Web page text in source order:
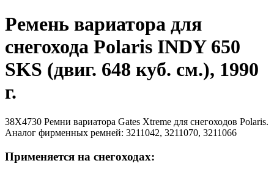
Ремень вариатора для
снегохода Polaris INDY 650
SKS (двиг. 648 куб. см.), 1990
г.
38X4730 Ремни вариатора Gates Xtreme для снегоходов Polaris.
Аналог фирменных ремней: 3211042, 3211070, 3211066
Применяется на снегоходах: